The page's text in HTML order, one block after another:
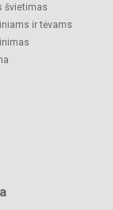
švietimas
ir tėvams